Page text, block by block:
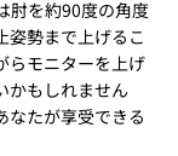
肘を約90度の角度
姿勢まで上げるこ
らモニターを上げ
かもしれません
なたが享受できる